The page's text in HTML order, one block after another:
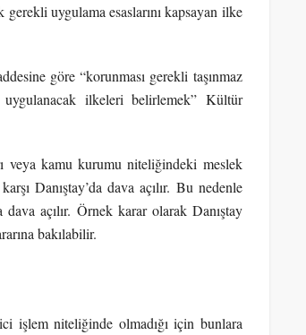
uygulama esaslarını kapsayan ilke
göre “korunması gerekli taşınmaz
ilkeleri belirlemek” Kültür
veya kamu kurumu niteliğindeki meslek
Danıştay’da dava açılır. Bu nedenle
açılır. Örnek karar olarak Danıştay
bakılabilir.
işlem niteliğinde olmadığı için bunlara